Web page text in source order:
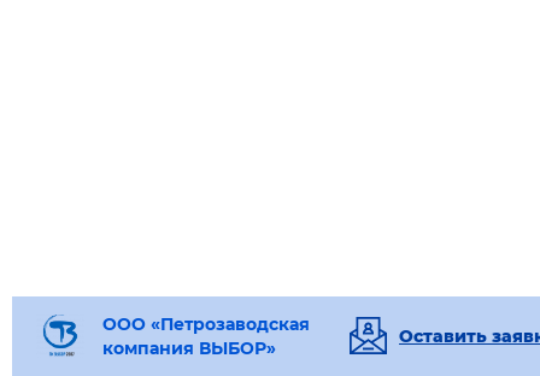
ООО «Петрозаводская
компания ВЫБОР»
Оставить